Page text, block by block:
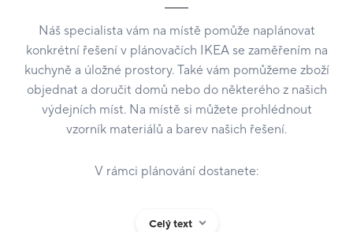
Náš specialista vám na místě pomůže naplánovat
konkrétní řešení v plánovačích IKEA se zaměřením na
kuchyně a úložné prostory. Také vám pomůžeme zboží
objednat a doručit domů nebo do některého z našich
výdejních míst. Na místě si můžete prohlédnout
vzorník materiálů a barev našich řešení.
V rámci plánování dostanete:
Celý text